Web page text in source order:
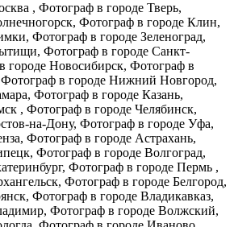
, Фотограф в городе Тверь,
Фотограф в городе Клин,
Фотограф в городе Зеленоград,
Фотограф в городе Санкт-
городе Новосибирск, Фотограф в
Фотограф в городе Нижний Новгород,
Фотограф в городе Казань,
, Фотограф в городе Челябинск,
на-Дону, Фотограф в городе Уфа,
Фотограф в городе Астрахань,
Фотограф в городе Волгоград,
Фотограф в городе Пермь ,
Фотограф в городе Белгород,
Фотограф в городе Владикавказ,
Фотограф в городе Волжский,